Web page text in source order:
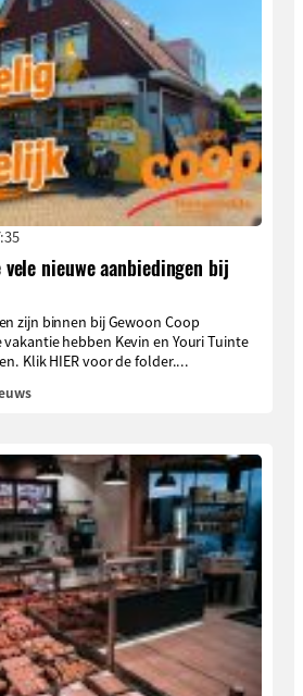
nieuwe aanbiedingen bij
zijn binnen bij Gewoon Coop
vakantie hebben Kevin en Youri Tuinte
Klik HIER voor de folder....